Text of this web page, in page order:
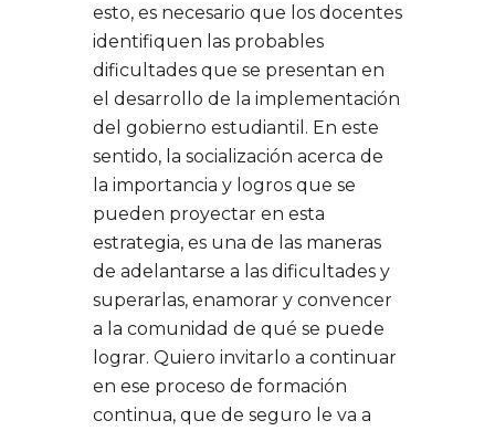
esto, es necesario que los docentes
identifiquen las probables
dificultades que se presentan en
el desarrollo de la implementación
del gobierno estudiantil. En este
sentido, la socialización acerca de
la importancia y logros que se
pueden proyectar en esta
estrategia, es una de las maneras
de adelantarse a las dificultades y
superarlas, enamorar y convencer
a la comunidad de qué se puede
lograr. Quiero invitarlo a continuar
en ese proceso de formación
continua, que de seguro le va a